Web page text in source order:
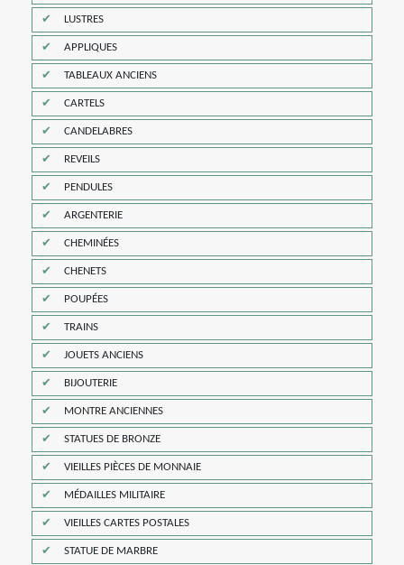
LUSTRES
APPLIQUES
TABLEAUX ANCIENS
CARTELS
CANDELABRES
REVEILS
PENDULES
ARGENTERIE
CHEMINÉES
CHENETS
POUPÉES
TRAINS
JOUETS ANCIENS
BIJOUTERIE
MONTRE ANCIENNES
STATUES DE BRONZE
VIEILLES PIÈCES DE MONNAIE
MÉDAILLES MILITAIRE
VIEILLES CARTES POSTALES
STATUE DE MARBRE